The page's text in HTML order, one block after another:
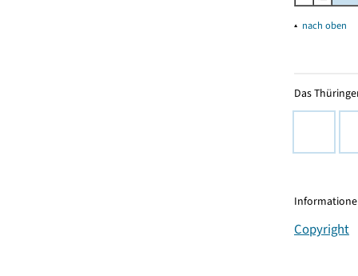
▴ nach oben
Das
Copyright